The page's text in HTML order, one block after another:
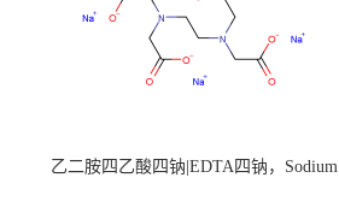
乙二胺四乙酸四钠|EDTA四钠，Sodium